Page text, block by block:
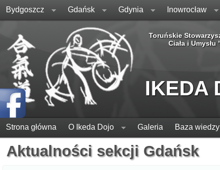
Bydgoszcz Gdańsk Gdynia Inowrocław
Toruńskie
Ciała i Umysłu
IKEDA
Strona główna O Ikeda Dojo Galeria Baza wiedzy
Aktualności sekcji Gdańsk